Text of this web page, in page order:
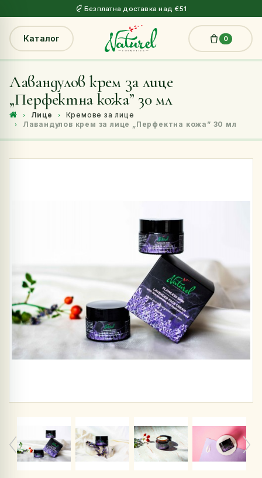
Безплатна доставка над €51
Каталог 0
Лавандулов крем за лице
„Перфектна кожа” 30 мл
Лице
Кремове за лице
Лавандулов крем за лице „Перфектна кожа” 30 мл